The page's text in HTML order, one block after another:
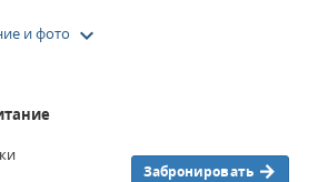
и фото keyboard_arrow_down
Забронировать